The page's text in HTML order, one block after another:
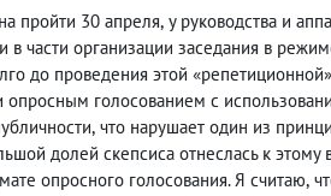
пройти 30 апреля, у руководства и
в части организации заседания в
до проведения этой
опросным голосованием с
, что нарушает один из
долей скепсиса отнеслась к этому
опросного голосования. Я считаю,